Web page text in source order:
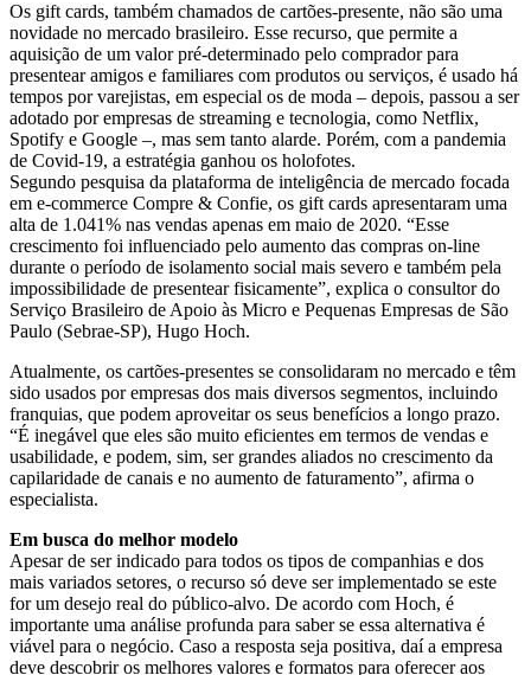
Os gift cards, também chamados de cartões-presente, não são uma
novidade no mercado brasileiro. Esse recurso, que permite a
aquisição de um valor pré-determinado pelo comprador para
presentear amigos e familiares com produtos ou serviços, é usado há
tempos por varejistas, em especial os de moda – depois, passou a ser
adotado por empresas de streaming e tecnologia, como Netflix,
Spotify e Google –, mas sem tanto alarde. Porém, com a pandemia
de Covid-19, a estratégia ganhou os holofotes.
Segundo pesquisa da plataforma de inteligência de mercado focada
em e-commerce Compre & Confie, os gift cards apresentaram uma
alta de 1.041% nas vendas apenas em maio de 2020. “Esse
crescimento foi influenciado pelo aumento das compras on-line
durante o período de isolamento social mais severo e também pela
impossibilidade de presentear fisicamente”, explica o consultor do
Serviço Brasileiro de Apoio às Micro e Pequenas Empresas de São
Paulo (Sebrae-SP), Hugo Hoch.
Atualmente, os cartões-presentes se consolidaram no mercado e têm
sido usados por empresas dos mais diversos segmentos, incluindo
franquias, que podem aproveitar os seus benefícios a longo prazo.
“É inegável que eles são muito eficientes em termos de vendas e
usabilidade, e podem, sim, ser grandes aliados no crescimento da
capilaridade de canais e no aumento de faturamento”, afirma o
especialista.
Em busca do melhor modelo
Apesar de ser indicado para todos os tipos de companhias e dos
mais variados setores, o recurso só deve ser implementado se este
for um desejo real do público-alvo. De acordo com Hoch, é
importante uma análise profunda para saber se essa alternativa é
viável para o negócio. Caso a resposta seja positiva, daí a empresa
deve descobrir os melhores valores e formatos para oferecer aos